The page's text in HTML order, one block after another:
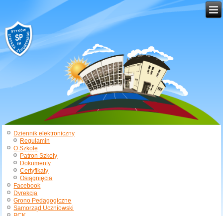
Dziennik elektroniczny
Regulamin
O Szkole
Patron Szkoły
Dokumenty
Certyfikaty
Osiągnięcia
Facebook
Dyrekcja
Grono Pedagogiczne
Samorząd Uczniowski